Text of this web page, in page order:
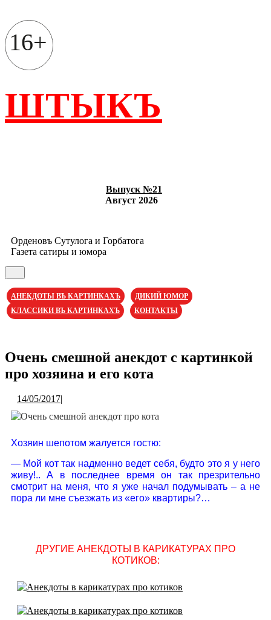
содержимому
16+
ШТЫКЪ
Выпуск №21
Август 2026
Орденовъ Сутулога и Горбатога
Газета сатиры и юмора
Открыть
АНЕКДОТЫ ВЪ КАРТИНКАХЪ
ДИКИЙ ЮМОР
КЛАССИКИ ВЪ КАРТИНКАХЪ
КОНТАКТЫ
Очень смешной анекдот с картинкой
про хозяина и его кота
14/05/201714/05/2017
|
Хозяин шепотом жалуется гостю:
— Мой кот так надменно ведет себя, будто это я у него
живу!.. А в последнее время он так презрительно
смотрит на меня, что я уже начал подумывать – а не
пора ли мне съезжать из «его» квартиры?…
ДРУГИЕ АНЕКДОТЫ В КАРИКАТУРАХ ПРО
КОТИКОВ: